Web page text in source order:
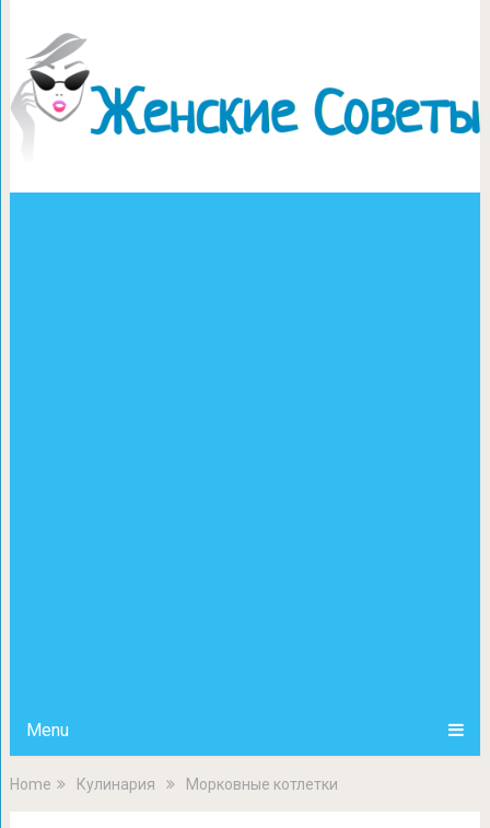
Menu
Home Кулинария Морковные котлетки